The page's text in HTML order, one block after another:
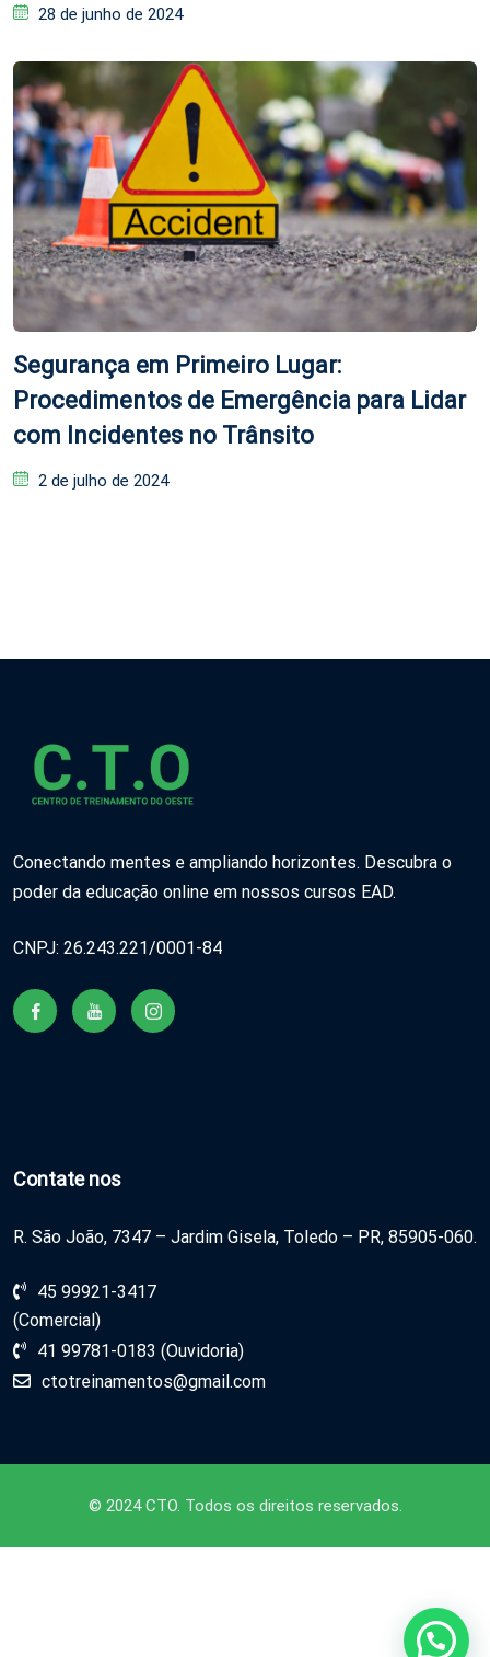
Posted
28 de junho de 2024
Segurança em Primeiro Lugar:
Procedimentos de Emergência para Lidar
com Incidentes no Trânsito
Posted
2 de julho de 2024
Conectando mentes e ampliando horizontes. Descubra o
poder da educação online em nossos cursos EAD.
CNPJ: 26.243.221/0001-84
Contate nos
R. São João, 7347 – Jardim Gisela, Toledo – PR, 85905-060.
45 99921-3417
(Comercial)
41 99781-0183 (Ouvidoria)
ctotreinamentos@gmail.com
© 2024 CTO. Todos os direitos reservados.